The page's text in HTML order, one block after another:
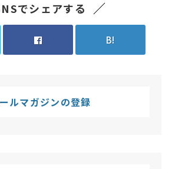
でシェアする
B!
ルマガジンの登録